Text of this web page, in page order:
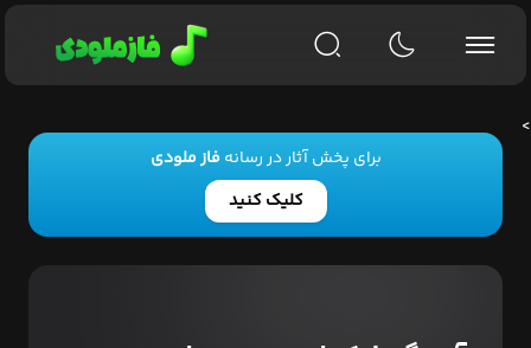
برای پخش آثار در رسانهفاز ملودی
کلیک کنید
>